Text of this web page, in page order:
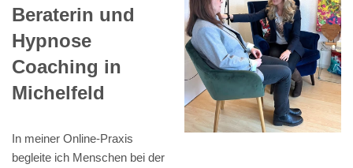
Beraterin und
Hypnose
Coaching in
Michelfeld
In meiner Online-Praxis
begleite ich Menschen bei der